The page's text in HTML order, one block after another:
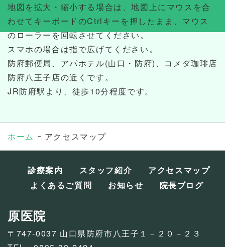
地図を拡大・縮小する場合は、地図上にマウスを合
わせてキーボードのCtrlキーを押したまま、マウス
のローラーを回転させてください。
スマホの場合は指で広げてください。
防府郵便局、アパホテル(山口・防府)、コメダ珈琲店
防府八王子店の近くです。
JR防府駅より、徒歩10分程度です。
ホーム アクセスマップ
診療案内 スタッフ紹介
アクセスマップ
よくあるご質問
お知らせ 院長ブログ
原医院
〒747-0037 山口県防府市八王子１－２０－２３